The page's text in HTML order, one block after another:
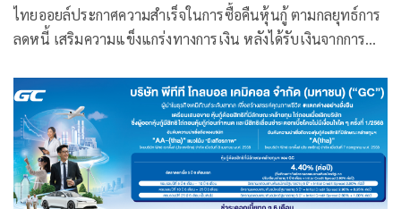
ไทยออยล์ประกาศความสำเร็จในการซื้อคืนหุ้นกู้ ตามกลยุทธ์การ
ลดหนี้ เสริมความแข็งแกร่งทางการเงิน หลังได้รับเงินจากการ
พิเศษในไตรมาสที่ 1 ปี 2569